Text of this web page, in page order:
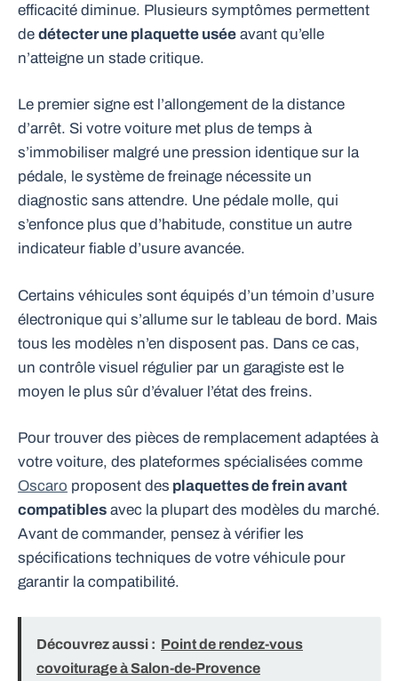
efficacité diminue. Plusieurs symptômes permettent
de détecter une plaquette usée avant qu’elle
n’atteigne un stade critique.
Le premier signe est l’allongement de la distance
d’arrêt. Si votre voiture met plus de temps à
s’immobiliser malgré une pression identique sur la
pédale, le système de freinage nécessite un
diagnostic sans attendre. Une pédale molle, qui
s’enfonce plus que d’habitude, constitue un autre
indicateur fiable d’usure avancée.
Certains véhicules sont équipés d’un témoin d’usure
électronique qui s’allume sur le tableau de bord. Mais
tous les modèles n’en disposent pas. Dans ce cas,
un contrôle visuel régulier par un garagiste est le
moyen le plus sûr d’évaluer l’état des freins.
Pour trouver des pièces de remplacement adaptées à
votre voiture, des plateformes spécialisées comme
Oscaro proposent des plaquettes de frein avant
compatibles avec la plupart des modèles du marché.
Avant de commander, pensez à vérifier les
spécifications techniques de votre véhicule pour
garantir la compatibilité.
Découvrez aussi : Point de rendez-vous
covoiturage à Salon-de-Provence